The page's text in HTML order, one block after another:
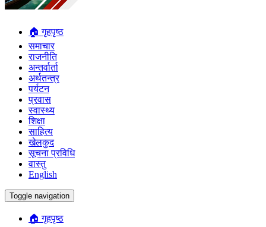
🏠 गृहपृष्ठ
समाचार
राजनीति
अन्तर्वार्ता
अर्थतन्त्र
पर्यटन
प्रवास
स्वास्थ्य
शिक्षा
साहित्य
खेलकुद
सूचना प्रविधि
वास्तु
English
Toggle navigation
🏠 गृहपृष्ठ